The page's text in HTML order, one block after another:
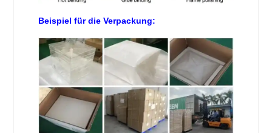
Beispiel für die Verpackung: